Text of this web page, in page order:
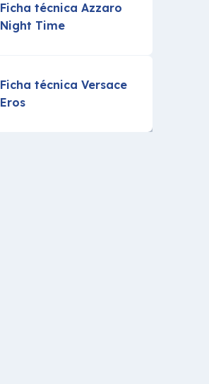
Ficha técnica Azzaro
Night Time
Ficha técnica Versace
Eros